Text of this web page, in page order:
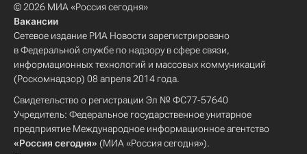
© 2026 МИА «Россия сегодня»
Вакансии
Сетевое издание РИА Новости зарегистрировано
в Федеральной службе по надзору в сфере связи,
информационных технологий и массовых коммуникаций
(Роскомнадзор) 08 апреля 2014 года.
Свидетельство о регистрации Эл № ФС77-57640
Учредитель: Федеральное государственное унитарное
предприятие Международное информационное агентство
«Россия сегодня» (МИА «Россия сегодня»).